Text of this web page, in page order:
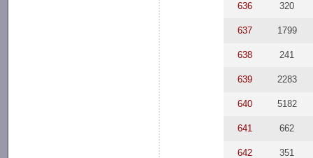
636 320
637 1799
638 241
639 2283
640 5182
641 662
642 351